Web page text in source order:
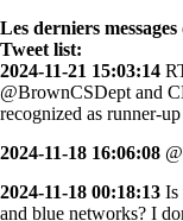
Les derniers
Tweet list:
2024-11-21 15:03:14
@BrownCSDept and
recognized as runner-
2024-11-18 16:06:08
2024-11-18 00:18:13 Is
and blue networks? I